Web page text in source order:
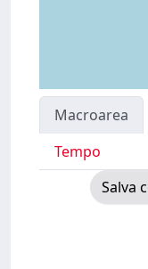
Macroarea
Tempo
Salva